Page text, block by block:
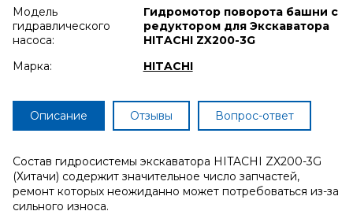
Модель
гидравлического
насоса:
Гидромотор поворота башни с
редуктором для Экскаватора
HITACHI ZX200-3G
Марка:
HITACHI
Описание Отзывы Вопрос-ответ
Состав гидросистемы экскаватора HITACHI ZX200-3G
(Хитачи) содержит значительное число запчастей,
ремонт которых неожиданно может потребоваться из-за
сильного износа.